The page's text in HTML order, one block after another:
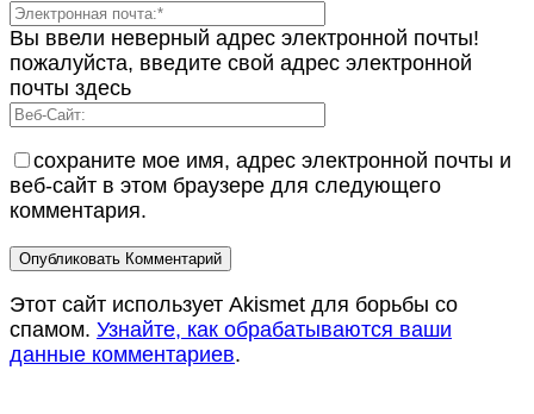
Вы ввели неверный адрес электронной почты!
пожалуйста, введите свой адрес электронной
почты здесь
сохраните мое имя, адрес электронной почты и
веб-сайт в этом браузере для следующего
комментария.
Этот сайт использует Akismet для борьбы со
спамом. Узнайте, как обрабатываются ваши
данные комментариев.